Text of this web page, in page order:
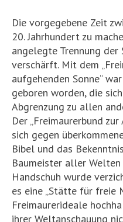
Die vorgegebene Zeit
20. Jahrhundert zu
angelegte Trennung
verschärft. Mit dem
aufgehenden Sonne“
geboren worden, die
Abgrenzung zu allen
Der „Freimaurerbund
sich gegen
Bibel und das
Baumeister aller Welten
Handschuh wurde
es eine „Stätte für freie
Freimaurerideale
ihrer Weltanschauung